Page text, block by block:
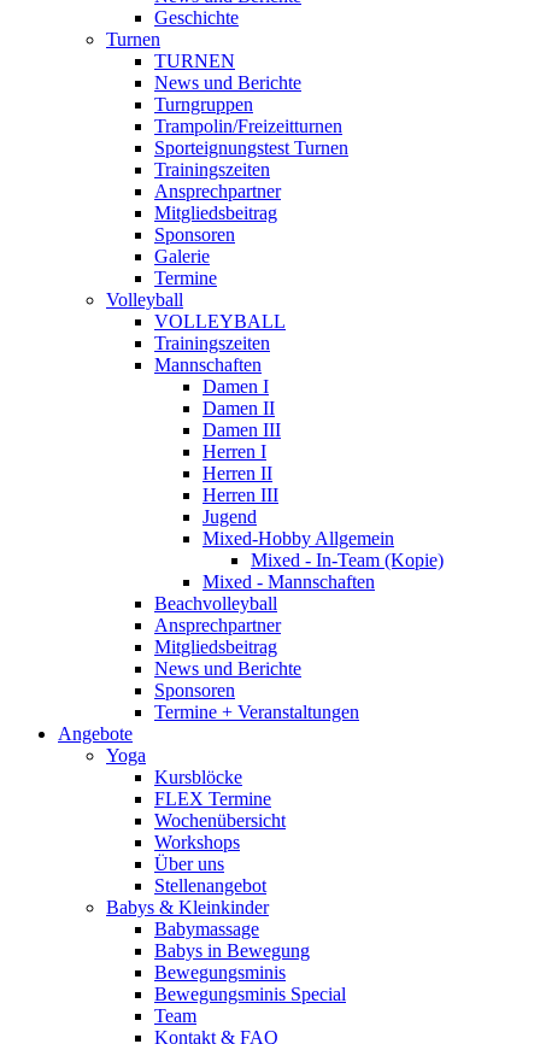
Geschichte
Turnen
TURNEN
News und Berichte
Turngruppen
Trampolin/Freizeitturnen
Sporteignungstest Turnen
Trainingszeiten
Ansprechpartner
Mitgliedsbeitrag
Sponsoren
Galerie
Termine
Volleyball
VOLLEYBALL
Trainingszeiten
Mannschaften
Damen I
Damen II
Damen III
Herren I
Herren II
Herren III
Jugend
Mixed-Hobby Allgemein
Mixed - In-Team (Kopie)
Mixed - Mannschaften
Beachvolleyball
Ansprechpartner
Mitgliedsbeitrag
News und Berichte
Sponsoren
Termine + Veranstaltungen
Angebote
Yoga
Kursblöcke
FLEX Termine
Wochenübersicht
Workshops
Über uns
Stellenangebot
Babys & Kleinkinder
Babymassage
Babys in Bewegung
Bewegungsminis
Bewegungsminis Special
Team
Kontakt & FAQ